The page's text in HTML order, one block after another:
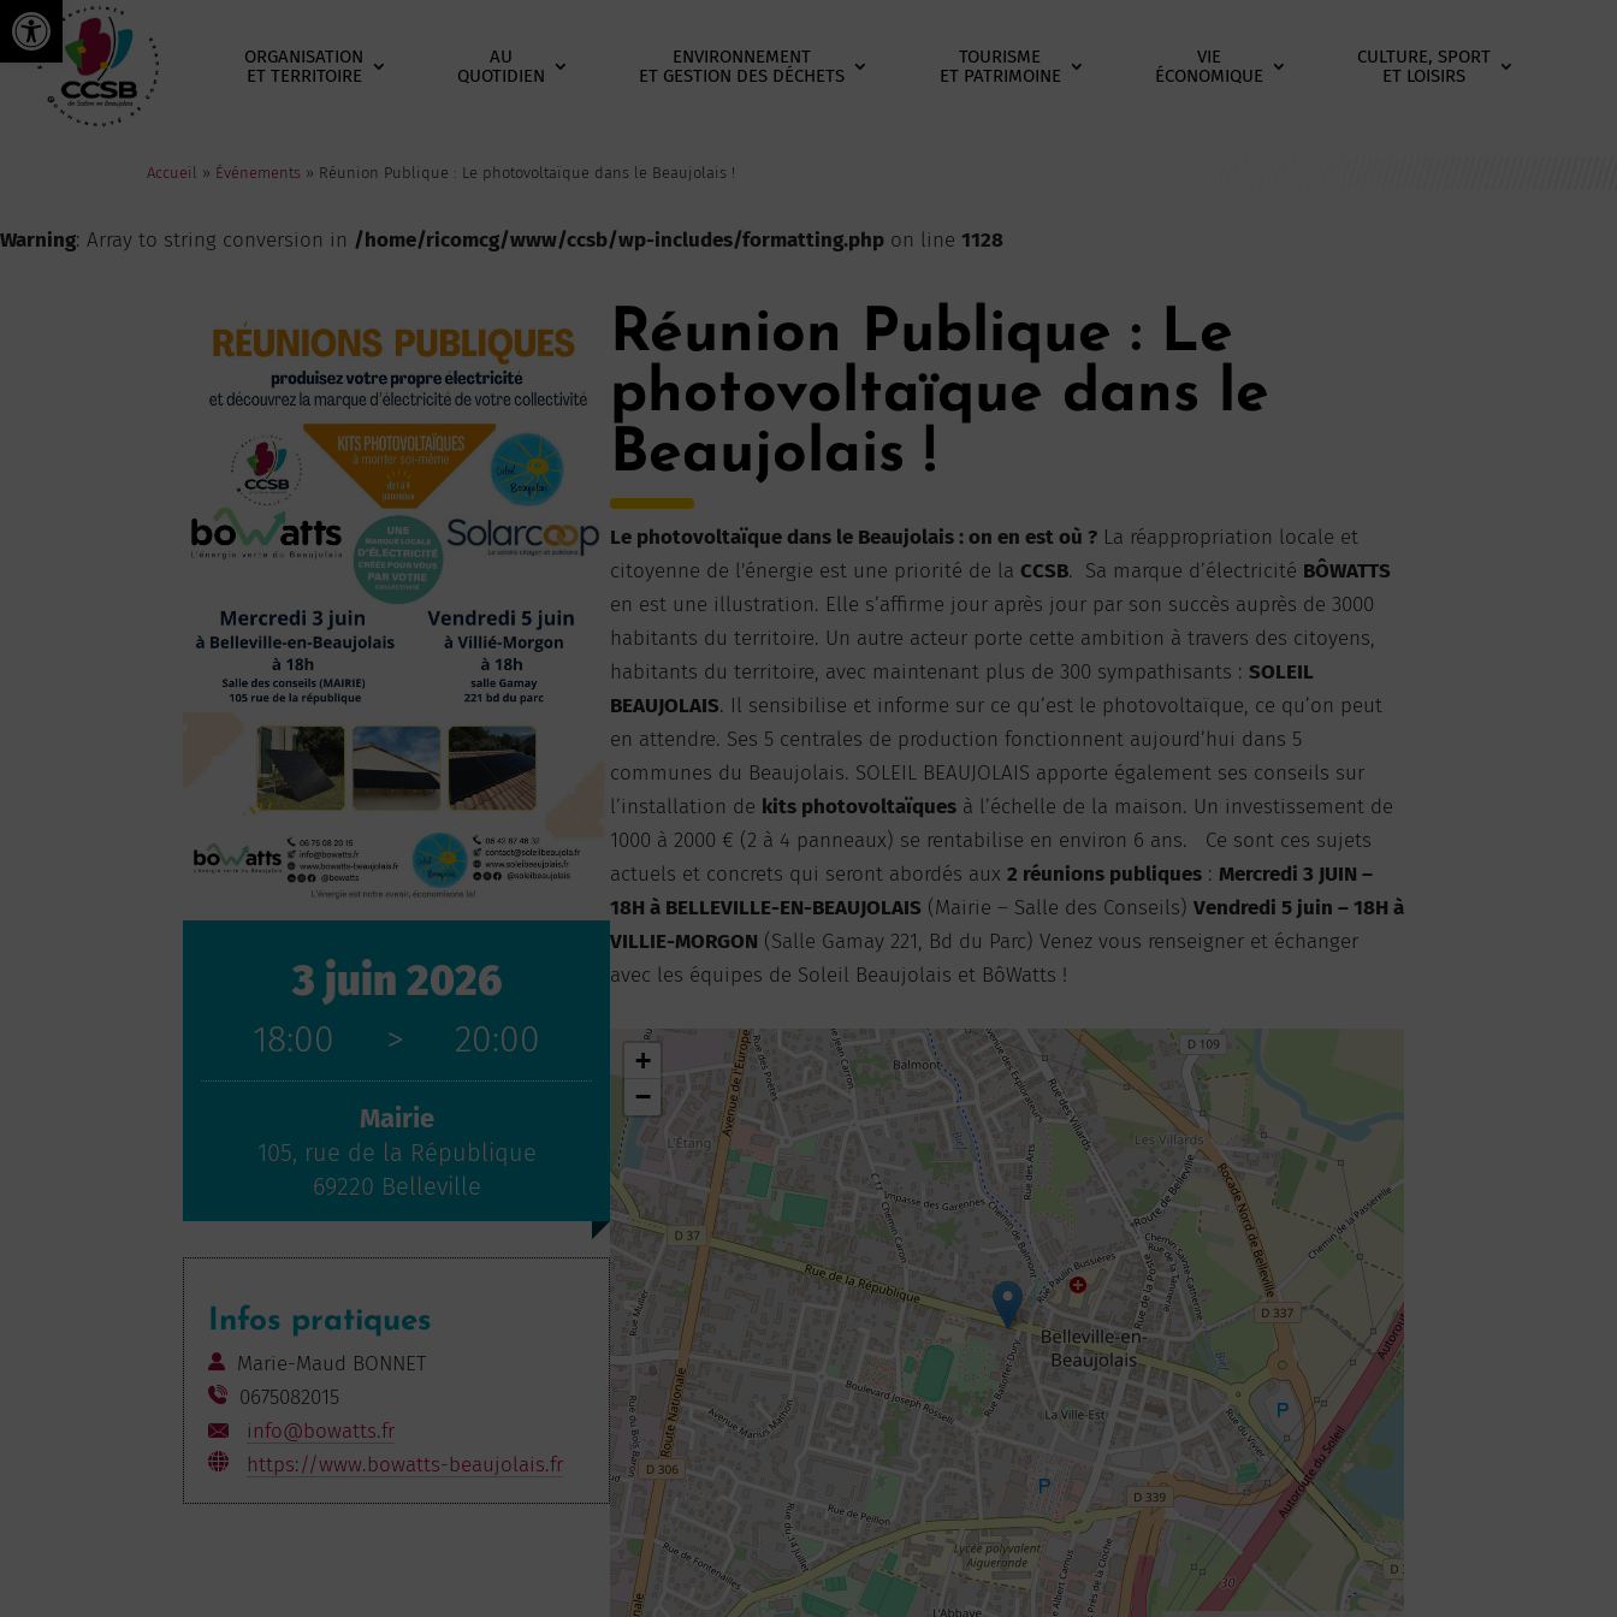
Ouvrir la barre d’outils
ORGANISATION
ET TERRITOIRE
AU
QUOTIDIEN
ENVIRONNEMENT
ET GESTION DES DÉCHETS
TOURISME
ET PATRIMOINE
VIE
ÉCONOMIQUE
CULTURE, SPORT
ET LOISIRS
Accueil » Événements » Réunion Publique : Le photovoltaïque dans le Beaujolais !
Warning: Array to string conversion in /home/ricomcg/www/ccsb/wp-includes/formatting.php on line 1128
3 juin 2026
18:00 > 20:00
Mairie
105, rue de la République
69220 Belleville
Infos pratiques
Marie-Maud BONNET
0675082015
info@bowatts.fr
https://www.bowatts-beaujolais.fr
Réunion Publique : Le
photovoltaïque dans le
Beaujolais !
Le photovoltaïque dans le Beaujolais : on en est où ? La réappropriation locale et
citoyenne de l'énergie est une priorité de la CCSB. Sa marque d’électricité BÔWATTS
en est une illustration. Elle s’affirme jour après jour par son succès auprès de 3000
habitants du territoire. Un autre acteur porte cette ambition à travers des citoyens,
habitants du territoire, avec maintenant plus de 300 sympathisants : SOLEIL
BEAUJOLAIS. Il sensibilise et informe sur ce qu’est le photovoltaïque, ce qu’on peut
en attendre. Ses 5 centrales de production fonctionnent aujourd’hui dans 5
communes du Beaujolais. SOLEIL BEAUJOLAIS apporte également ses conseils sur
l’installation de kits photovoltaïques à l’échelle de la maison. Un investissement de
1000 à 2000 € (2 à 4 panneaux) se rentabilise en environ 6 ans. Ce sont ces sujets
actuels et concrets qui seront abordés aux 2 réunions publiques : Mercredi 3 JUIN –
18H à BELLEVILLE-EN-BEAUJOLAIS (Mairie – Salle des Conseils) Vendredi 5 juin – 18H à
VILLIE-MORGON (Salle Gamay 221, Bd du Parc) Venez vous renseigner et échanger
avec les équipes de Soleil Beaujolais et BôWatts !
+
−